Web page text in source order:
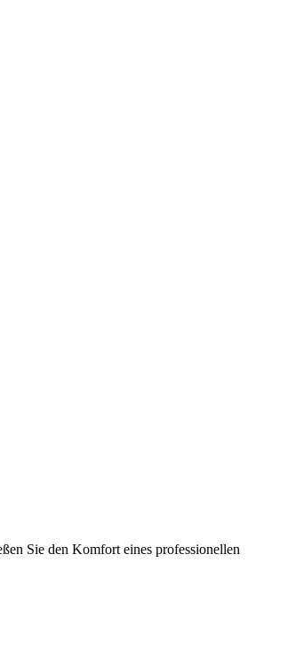
Sie den Komfort eines professionellen